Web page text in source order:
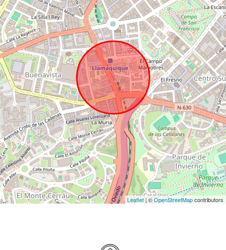
Leaflet| ©OpenStreetMapcontributors